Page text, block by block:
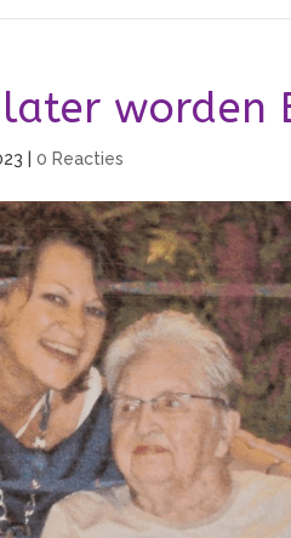
worden
|0 Reacties